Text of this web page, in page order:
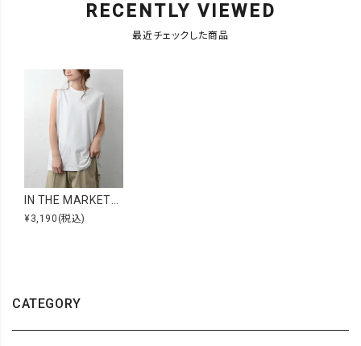
RECENTLY VIEWED
最近チェックした商品
IN THE MARKET｜セットインナータンク [[C-2558]][C]
¥3,190 (税込)
CATEGORY